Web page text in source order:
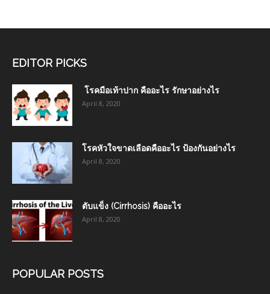
EDITOR PICKS
โรคมือเท้าปาก คืออะไร รักษาอย่างไร
April 8, 2020
โรคหัวใจขาดเลือดคืออะไร ป้องกันอย่างไร
April 8, 2020
ตับแข็ง (Cirrhosis) คืออะไร
April 8, 2020
POPULAR POSTS